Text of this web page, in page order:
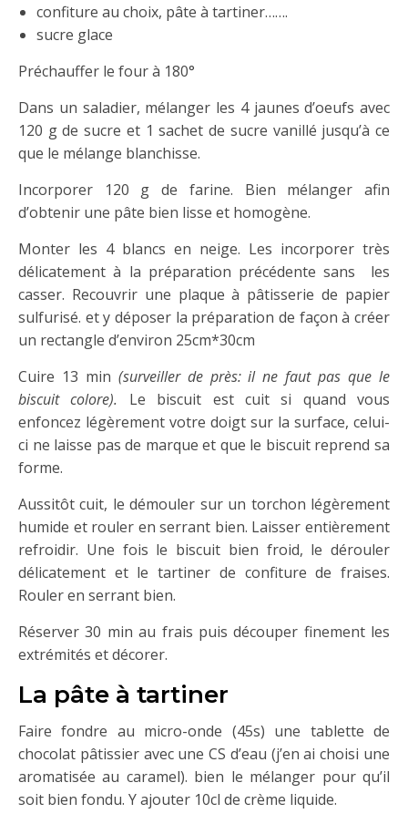
confiture au choix, pâte à tartiner…….
sucre glace
Préchauffer le four à 180°
Dans un saladier, mélanger les 4 jaunes d’oeufs avec
120 g de sucre et 1 sachet de sucre vanillé jusqu’à ce
que le mélange blanchisse.
Incorporer 120 g de farine. Bien mélanger afin
d’obtenir une pâte bien lisse et homogène.
Monter les 4 blancs en neige. Les incorporer très
délicatement à la préparation précédente sans les
casser. Recouvrir une plaque à pâtisserie de papier
sulfurisé. et y déposer la préparation de façon à créer
un rectangle d’environ 25cm*30cm
Cuire 13 min (surveiller de près: il ne faut pas que le
biscuit colore). Le biscuit est cuit si quand vous
enfoncez légèrement votre doigt sur la surface, celui-
ci ne laisse pas de marque et que le biscuit reprend sa
forme.
Aussitôt cuit, le démouler sur un torchon légèrement
humide et rouler en serrant bien. Laisser entièrement
refroidir. Une fois le biscuit bien froid, le dérouler
délicatement et le tartiner de confiture de fraises.
Rouler en serrant bien.
Réserver 30 min au frais puis découper finement les
extrémités et décorer.
La pâte à tartiner
Faire fondre au micro-onde (45s) une tablette de
chocolat pâtissier avec une CS d’eau (j’en ai choisi une
aromatisée au caramel). bien le mélanger pour qu’il
soit bien fondu. Y ajouter 10cl de crème liquide.